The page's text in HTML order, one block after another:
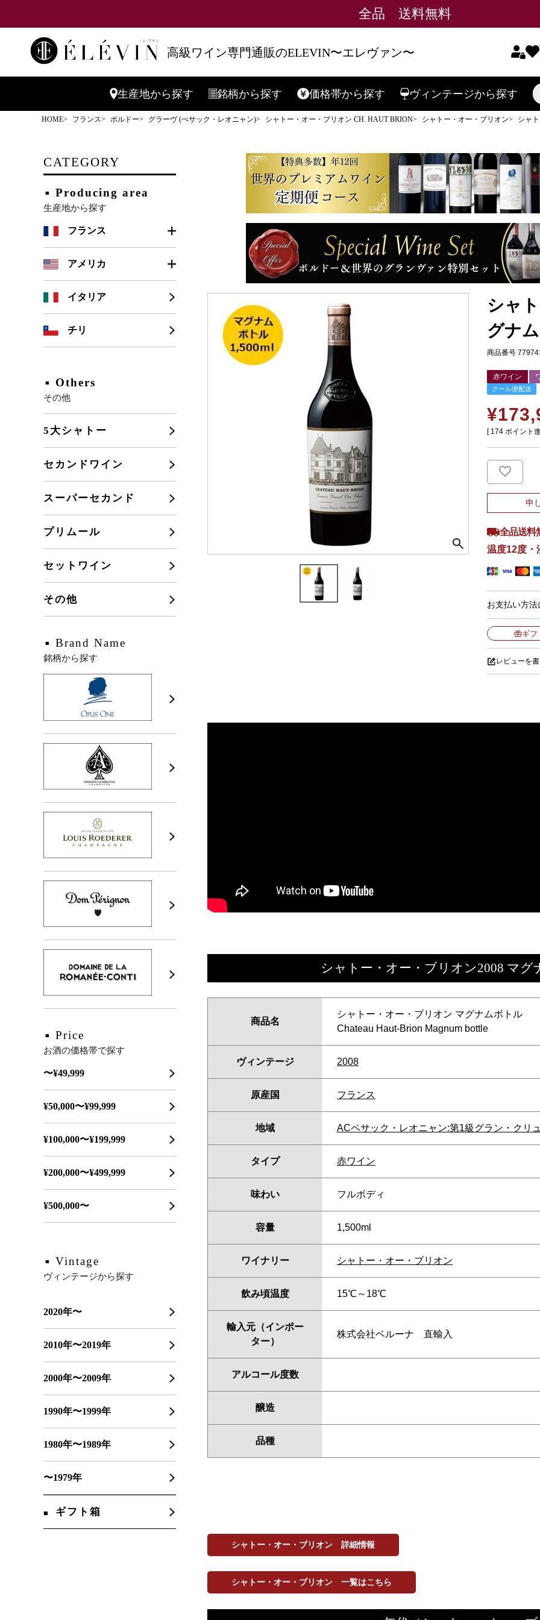
全品 送料無料
高級ワイン専門通販のELEVIN〜エレヴァン〜
生産地から探す 銘柄から探す 価格帯から探す ヴィンテージから探す
検索
HOME フランス ボルドー グラーヴ (ぺサック・レオニャン) シャトー・オー・ブリオン CH. HAUT BRION シャトー・オー・ブリオン シャ
CATEGORY
Producing area
生産地から探す
フランス
ボルドー
シャンパーニュ
ブルゴーニュ
アメリカ
カリフォルニア
イタリア
チリ
Others
その他
5大シャトー
セカンドワイン
スーパーセカンド
プリムール
セットワイン
その他
Brand Name
銘柄から探す
Price
お酒の価格帯で探す
〜¥49,999
¥50,000〜¥99,999
¥100,000〜¥199,999
¥200,000〜¥499,999
¥500,000〜
Vintage
ヴィンテージから探す
2020年〜
2010年〜2019年
2000年〜2009年
1990年〜1999年
1980年〜1989年
〜1979年
ギフト箱
シャ
グナ
商品番号
赤ワイン
クール便配送
¥
[ 174 ポイント
申
全品送料
温度12度・
お支払い方法
ギフ
レビューを
シャトー・オー・ブリオン2008 マグ
商品名
シャトー・オー・ブリオン マグナムボトル
Chateau Haut-Brion Magnum bottle
ヴィンテージ 2008
原産国 フランス
地域 ACペサック・レオニャン:第1級グラン・クリ
タイプ 赤ワイン
味わい フルボディ
容量 1,500ml
ワイナリー シャトー・オー・ブリオン
飲み頃温度 15℃～18℃
輸入元（インポー
ター）
株式会社ベルーナ 直輸入
アルコール度数
醸造
品種
シャトー・オー・ブリオン 詳細情報
シャトー・オー・ブリオン 一覧はこちら